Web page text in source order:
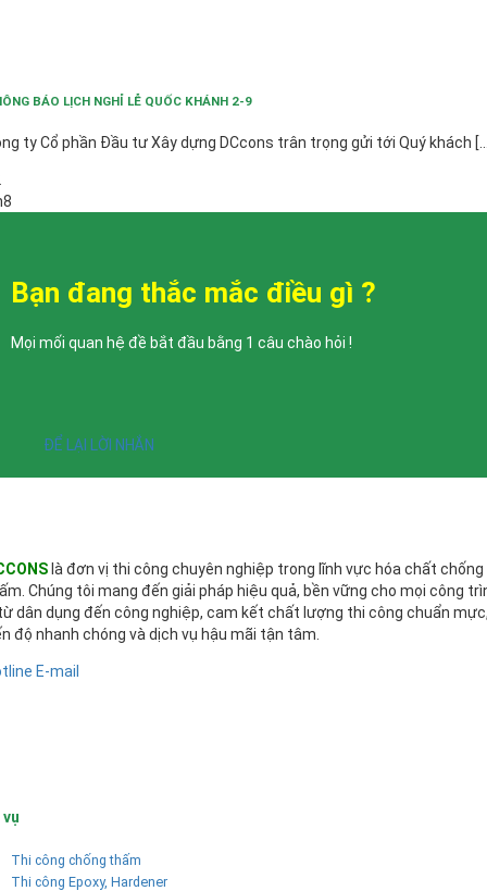
BÁO LỊCH NGHỈ LỄ QUỐC KHÁNH 2-9
ty Cổ phần Đầu tư Xây dựng DCcons trân trọng gửi tới Quý khách
Bạn đang thắc mắc điều gì ?
Mọi mối quan hệ đề bắt đầu bằng 1 câu chào hỏi !
ĐỂ LẠI LỜI NHẮN
là đơn vị thi công chuyên nghiệp trong lĩnh vực hóa chất chống
Chúng tôi mang đến giải pháp hiệu quả, bền vững cho mọi công
dân dụng đến công nghiệp, cam kết chất lượng thi công chuẩn
độ nhanh chóng và dịch vụ hậu mãi tận tâm.
E-mail
Thi công chống thấm
Thi công Epoxy, Hardener